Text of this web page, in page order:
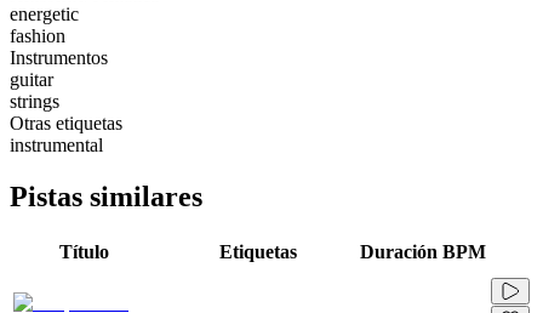
energetic
fashion
Instrumentos
guitar
strings
Otras etiquetas
instrumental
Pistas similares
Título Etiquetas Duración BPM